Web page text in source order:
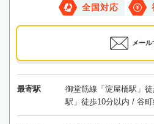
全国対応
メール
最寄駅
御堂筋線「淀屋橋駅」
駅」徒歩10分以内 / 谷